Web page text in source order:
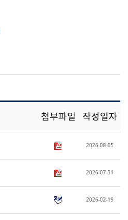
첨부파일 작성일자
2026-08-05
2026-07-31
2026-02-19